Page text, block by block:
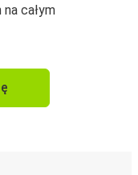
całym